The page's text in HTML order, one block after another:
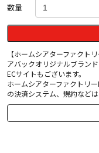
数量
【ホームシアターファクト
アバックオリジナルブラン
ECサイトもございます。
ホームシアターファクトリ
の決済システム、規約など